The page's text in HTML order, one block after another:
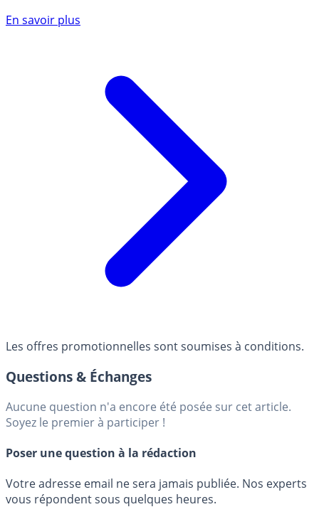
En savoir plus
Les offres promotionnelles sont soumises à conditions.
Questions & Échanges
Aucune question n'a encore été posée sur cet article.
Soyez le premier à participer !
Poser une question à la rédaction
Votre adresse email ne sera jamais publiée. Nos experts
vous répondent sous quelques heures.